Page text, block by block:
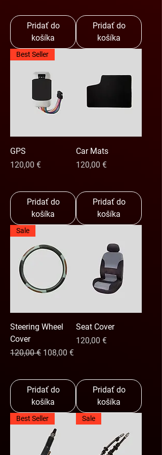
Pridať do
košíka
Pridať do
košíka
Best Seller
GPS
Cena
120,00 €
Pridať do
košíka
Car Mats
Cena
120,00 €
Pridať do
košíka
Sale
Steering Wheel
Cover
Normálna cena
120,00 € Zľavnená cena
108,00 €
Pridať do
košíka
Seat Cover
Cena
120,00 €
Pridať do
košíka
Best Seller Sale